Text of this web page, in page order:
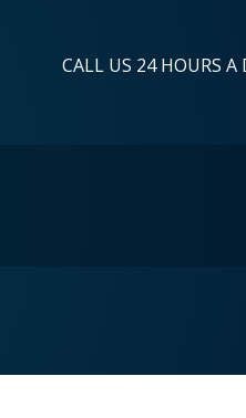
CALL US 24 HOURS A